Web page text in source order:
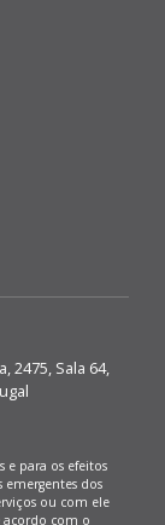
2475, Sala 64,
e para os efeitos
emergentes dos
ou com ele
acordo com o